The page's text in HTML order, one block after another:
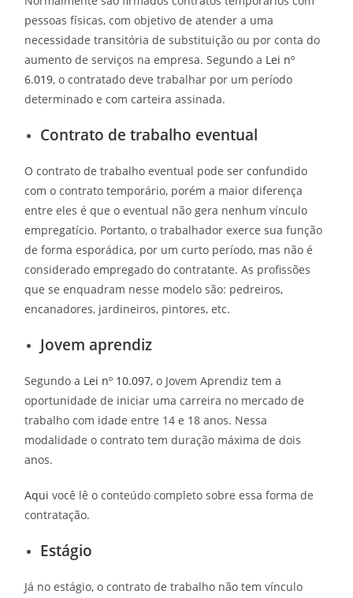
pessoas físicas, com objetivo de atender a uma
necessidade transitória de substituição ou por conta do
aumento de serviços na empresa. Segundo a Lei nº
6.019, o contratado deve trabalhar por um período
determinado e com carteira assinada.
Contrato de trabalho eventual
O contrato de trabalho eventual pode ser confundido
com o contrato temporário, porém a maior diferença
entre eles é que o eventual não gera nenhum vínculo
empregatício. Portanto, o trabalhador exerce sua função
de forma esporádica, por um curto período, mas não é
considerado empregado do contratante. As profissões
que se enquadram nesse modelo são: pedreiros,
encanadores, jardineiros, pintores, etc.
Jovem aprendiz
Segundo a Lei nº 10.097, o Jovem Aprendiz tem a
oportunidade de iniciar uma carreira no mercado de
trabalho com idade entre 14 e 18 anos. Nessa
modalidade o contrato tem duração máxima de dois
anos.
Aqui você lê o conteúdo completo sobre essa forma de
contratação.
Estágio
Já no estágio, o contrato de trabalho não tem vínculo